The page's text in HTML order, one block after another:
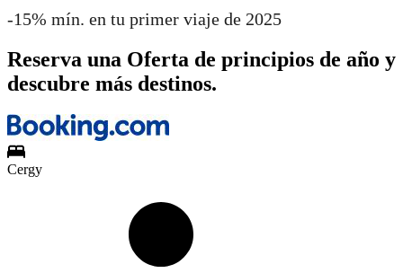
-15% mín. en tu primer viaje de 2025
Reserva una Oferta de principios de año y
descubre más destinos.
Cergy